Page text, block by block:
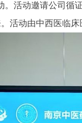
。 活动邀请公司循
活动由中西医临床